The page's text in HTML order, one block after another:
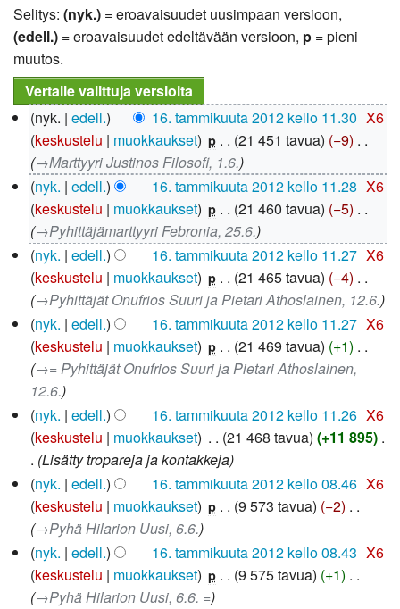
Selitys: (nyk.) = eroavaisuudet uusimpaan versioon,
(edell.) = eroavaisuudet edeltävään versioon, p = pieni
muutos.
16.
tammikuuta
2012
nyk. edell. 16. tammikuuta 2012 kello 11.30 X6
keskustelu
muokkaukset p 21 451 tavua −9
→‎Marttyyri Justinos Filosofi, 1.6.
nyk. edell. 16. tammikuuta 2012 kello 11.28 X6
keskustelu
muokkaukset p 21 460 tavua −5
→‎Pyhittäjämarttyyri Febronia, 25.6.
nyk. edell. 16. tammikuuta 2012 kello 11.27‎ X6
keskustelu
muokkaukset p 21 465 tavua −4
→‎Pyhittäjät Onufrios Suuri ja Pietari Athoslainen, 12.6.
nyk. edell. 16. tammikuuta 2012 kello 11.27‎ X6
keskustelu
muokkaukset p 21 469 tavua +1
→‎= Pyhittäjät Onufrios Suuri ja Pietari Athoslainen,
12.6.
nyk. edell. 16. tammikuuta 2012 kello 11.26‎ X6
keskustelu
muokkaukset 21 468 tavua +11 895 ‎
Lisätty tropareja ja kontakkeja
nyk. edell. 16. tammikuuta 2012 kello 08.46‎ X6
keskustelu
muokkaukset p 9 573 tavua −2
→‎Pyhä Hilarion Uusi, 6.6.
nyk. edell. 16. tammikuuta 2012 kello 08.43 X6
keskustelu
muokkaukset p 9 575 tavua +1
→‎Pyhä Hilarion Uusi, 6.6. =